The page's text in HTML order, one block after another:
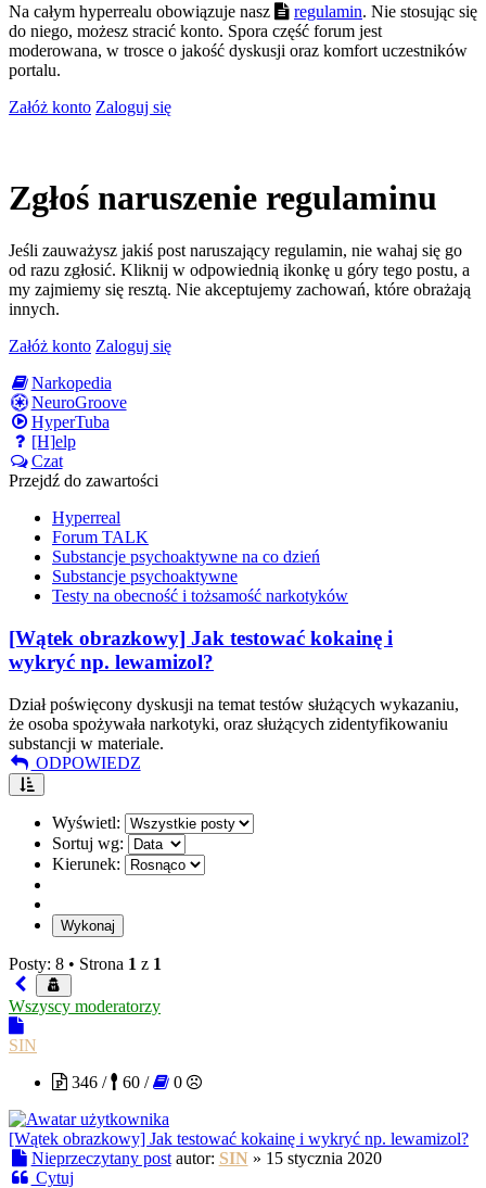
Na całym hyperrealu obowiązuje nasz regulamin. Nie stosując się
do niego, możesz stracić konto. Spora część forum jest
moderowana, w trosce o jakość dyskusji oraz komfort uczestników
portalu.
Załóż konto Zaloguj się
Zgłoś naruszenie regulaminu
Jeśli zauważysz jakiś post naruszający regulamin, nie wahaj się go
od razu zgłosić. Kliknij w odpowiednią ikonkę u góry tego postu, a
my zajmiemy się resztą. Nie akceptujemy zachowań, które obrażają
innych.
Załóż konto Zaloguj się
Narkopedia
NeuroGroove
HyperTuba
[H]elp
Czat
Przejdź do zawartości
Hyperreal
Forum TALK
Substancje psychoaktywne na co dzień
Substancje psychoaktywne
Testy na obecność i tożsamość narkotyków
[Wątek obrazkowy] Jak testować kokainę i
wykryć np. lewamizol?
Dział poświęcony dyskusji na temat testów służących wykazaniu,
że osoba spożywała narkotyki, oraz służących zidentyfikowaniu
substancji w materiale.
ODPOWIEDZ
Wyświetl:
Sortuj wg:
Kierunek:
Posty: 8 • Strona 1 z 1
Wszyscy moderatorzy
SIN
346 /
60 / 0
[Wątek obrazkowy] Jak testować kokainę i wykryć np. lewamizol?
Nieprzeczytany post autor: SIN» 15 stycznia 2020
Cytuj